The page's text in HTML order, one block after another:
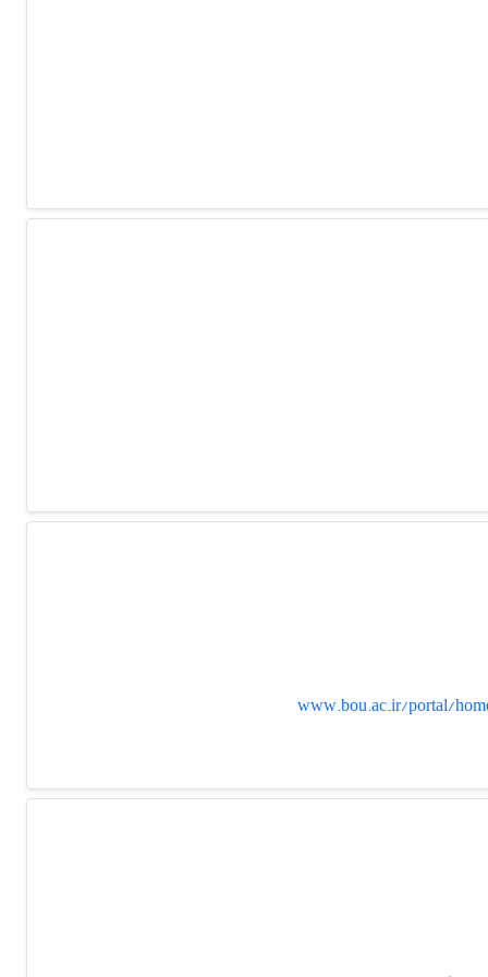
www.bou.ac.ir/portal/home/